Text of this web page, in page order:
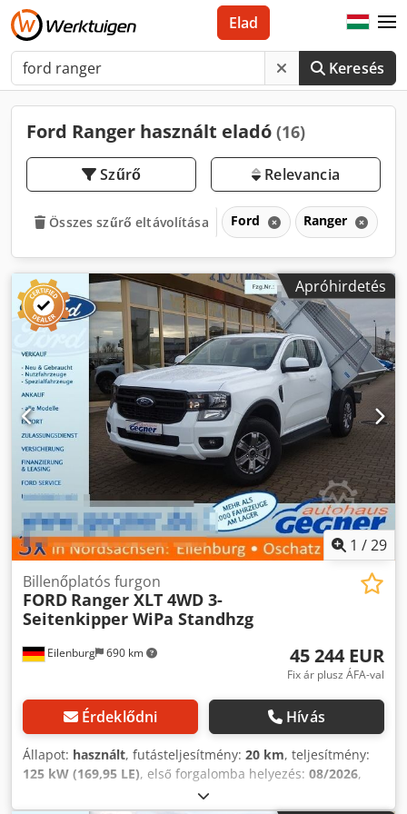
Keresés
Elad
Ford Ranger használt eladó (16)
Szűrő Relevancia
Összes szűrő eltávolítása Ford Ranger
Apróhirdetés
1 /29
Eilenburg 690 km
Billenőplatós furgon
FORD Ranger XLT 4WD 3-
Seitenkipper WiPa Standhzg
45 244 EUR
Fix ár plusz ÁFA-val
Érdeklődni Hívás
Állapot: használt, futásteljesítmény: 20 km, teljesítmény:
125 kW (169,95 LE), első forgalomba helyezés: 08/2026,
, össztömeg: